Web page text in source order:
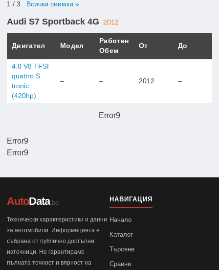
Error9
1 / 3 Всички снимки »
Audi S7 Sportback 4G 2012
Двигател Модел
Работен
Обем
От До
4.0 V8 TFSI
quattro S
tronic
(420hp)
– – 2012 –
Error9
Error9
AutoData.bg
Технически характеристики и данни
за автомобили. Информацията е
събрана от публично достъпни
източници. Не гарантираме
пълната точност и вярност на
НАВИГАЦИЯ
Начало
Каталог
Търсене
Сравни